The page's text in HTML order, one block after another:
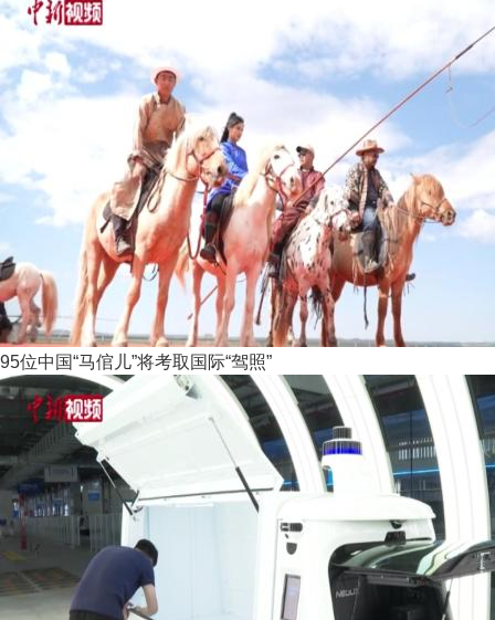
95位中国“马倌儿”将考取国际“驾照”